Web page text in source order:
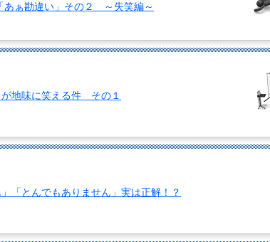
あぁ勘違い」その２ ～失笑編～
が地味に笑える件 その１
「とんでもありません」実は正解！？